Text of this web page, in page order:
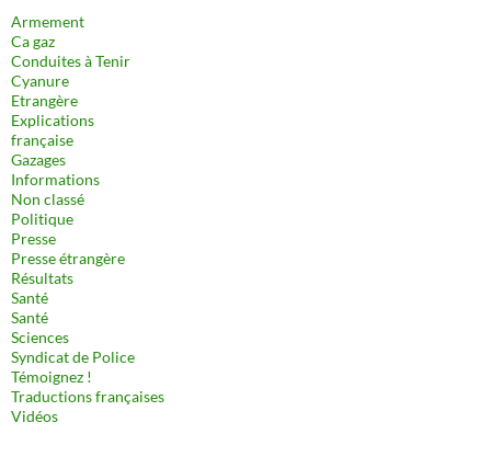
Armement
Ca gaz
Conduites à Tenir
Cyanure
Etrangère
Explications
française
Gazages
Informations
Non classé
Politique
Presse
Presse étrangère
Résultats
Santé
Santé
Sciences
Syndicat de Police
Témoignez !
Traductions françaises
Vidéos